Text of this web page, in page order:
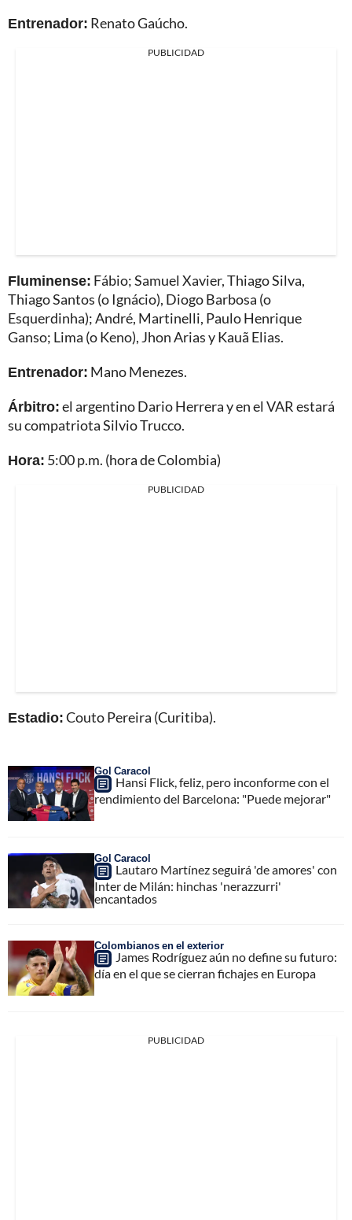
Entrenador: Renato Gaúcho.
PUBLICIDAD
Fluminense: Fábio; Samuel Xavier, Thiago Silva,
Thiago Santos (o Ignácio), Diogo Barbosa (o
Esquerdinha); André, Martinelli, Paulo Henrique
Ganso; Lima (o Keno), Jhon Arias y Kauã Elias.
Entrenador: Mano Menezes.
Árbitro:el argentino Dario Herrera y en el VAR estará
su compatriota Silvio Trucco.
Hora: 5:00 p.m. (hora de Colombia)
PUBLICIDAD
Estadio:Couto Pereira (Curitiba).
Gol Caracol
Hansi Flick, feliz, pero inconforme con el
rendimiento del Barcelona: "Puede mejorar"
Gol Caracol
Lautaro Martínez seguirá 'de amores' con
Inter de Milán: hinchas 'nerazzurri'
encantados
Colombianos en el exterior
James Rodríguez aún no define su futuro:
día en el que se cierran fichajes en Europa
PUBLICIDAD